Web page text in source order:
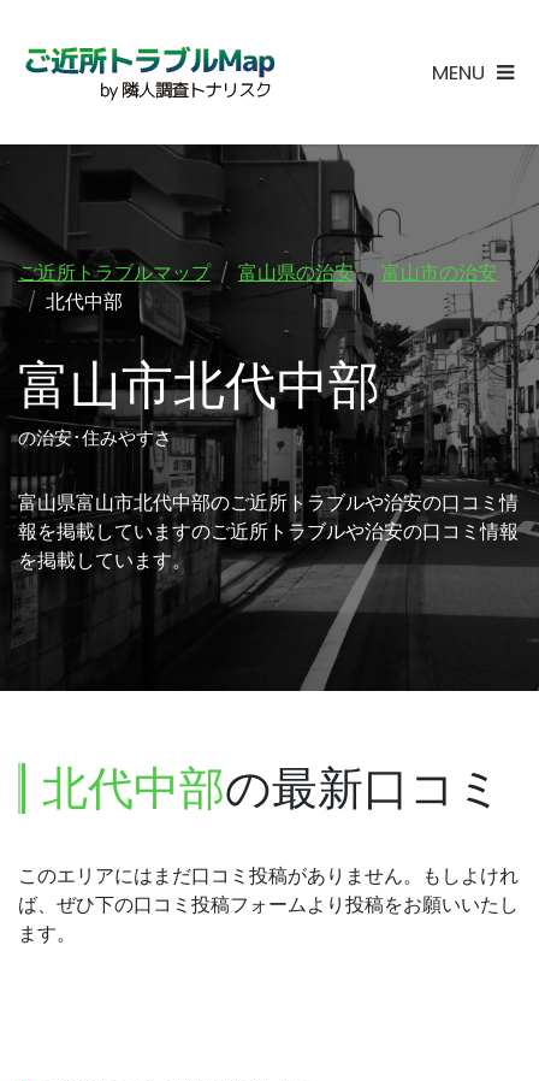
MENU
ご近所トラブルマップ 富山県の治安
富山市の治安
北代中部
富山市北代中部
の治安･住みやすさ
富山県富山市北代中部のご近所トラブルや治安の口コミ情
報を掲載していますのご近所トラブルや治安の口コミ情報
を掲載しています。
北代中部の最新口コミ
このエリアにはまだ口コミ投稿がありません。もしよけれ
ば、ぜひ下の口コミ投稿フォームより投稿をお願いいたし
ます。